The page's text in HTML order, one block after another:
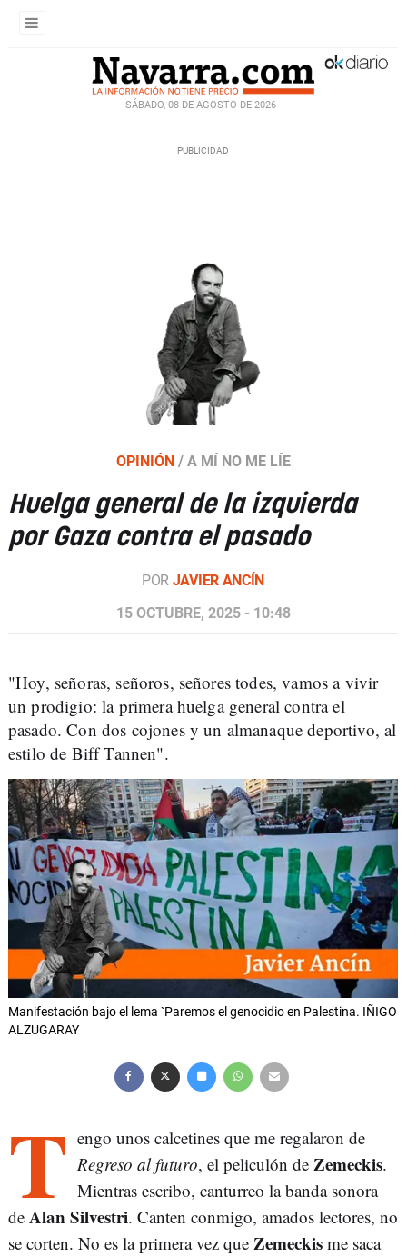
SÁBADO, 08 DE AGOSTO DE 2026
OPINIÓN / A MÍ NO ME LÍE
Huelga general de la izquierda
por Gaza contra el pasado
POR JAVIER ANCÍN
15 OCTUBRE, 2025 - 10:48
"Hoy, señoras, señoros, señores todes, vamos a vivir
un prodigio: la primera huelga general contra el
pasado. Con dos cojones y un almanaque deportivo, al
estilo de Biff Tannen".
Manifestación bajo el lema `Paremos el genocidio en Palestina. IÑIGO
ALZUGARAY
T engo unos calcetines que me regalaron de
Regreso al futuro, el peliculón de Zemeckis.
Mientras escribo, canturreo la banda sonora
de Alan Silvestri. Canten conmigo, amados lectores, no
se corten. No es la primera vez que Zemeckis me saca